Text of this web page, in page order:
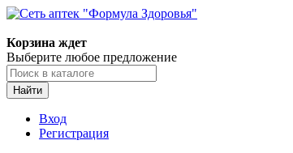
Корзина ждет
Выберите любое предложение
Найти
Вход
Регистрация